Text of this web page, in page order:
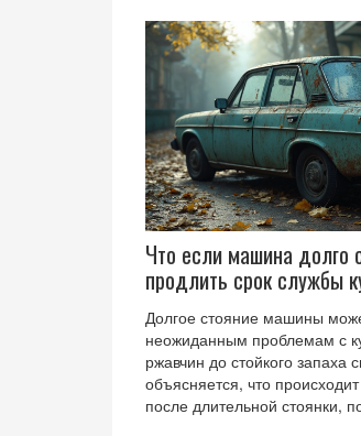
предъявляются к таким
дополнительные параметры
этому значку. Практические
выбрать оптимальные
условия.
Что если машина долго
продлить срок службы
Долгое стояние машины
неожиданным проблемам с
ржавчин до стойкого запаха
объясняется, что
после длительной стоянки,